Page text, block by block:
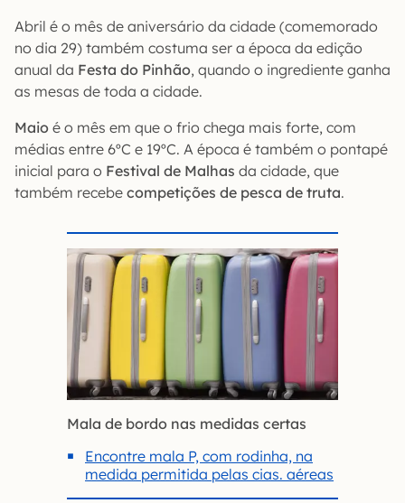
Abril é o mês de aniversário da cidade (comemorado
no dia 29) também costuma ser a época da edição
anual da Festa do Pinhão, quando o ingrediente ganha
as mesas de toda a cidade.
Maio é o mês em que o frio chega mais forte, com
médias entre 6ºC e 19ºC. A época é também o pontapé
inicial para o Festival de Malhas da cidade, que
também recebe competições de pesca de truta.
Mala de bordo nas medidas certas
Encontre mala P, com rodinha, na
medida permitida pelas cias. aéreas